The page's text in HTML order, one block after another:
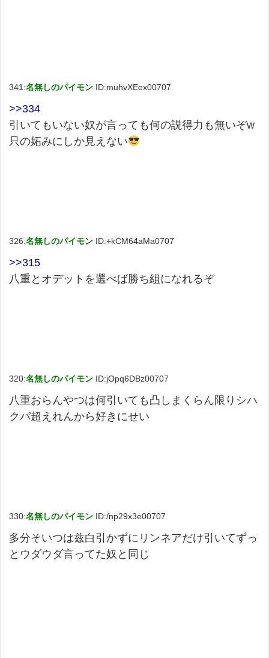
341:名無しのパイモン ID:muhvXEex00707
>>334
引いてもいない奴が言っても何の説得力も無いぞw
只の妬みにしか見えない
326:名無しのパイモン ID:+kCM64aMa0707
>>315
八重とオデットを選べば勝ち組になれるぞ
320:名無しのパイモン ID:jOpq6DBz00707
八重おらんやつは何引いても凸しまくらん限りシハ
クパ超えれんから好きにせい
330:名無しのパイモン ID:/np29x3e00707
多分そいつは兹白引かずにリンネアだけ引いてずっ
とウダウダ言ってた奴と同じ